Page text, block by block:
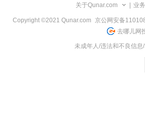
关于Qunar.com 业
Copyright ©2021 Qunar.com 京公网安备
去哪儿网
未成年人/违法和不良信